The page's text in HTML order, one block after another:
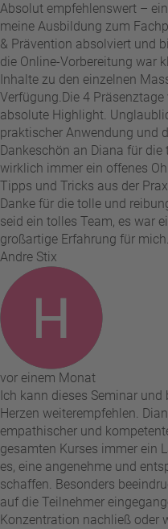
Absolut empfehlenswert –
meine Ausbildung zum
& Prävention absolviert und
die Online-Vorbereitung war
Inhalte zu den einzelnen
Verfügung. ​Die 4
absolute Highlight.
praktischer Anwendung und
Dankeschön an Diana für
wirklich immer ein offenes
Tipps und Tricks aus der
Danke für die tolle und
seid ein tolles Team, es war
großartige Erfahrung für
Andre Stix
vor einem Monat
Ich kann dieses Seminar
Herzen weiterempfehlen.
empathischer und
gesamten Kurses immer ein
es, eine angenehme und
schaffen. Besonders
auf die Teilnehmer
Konzentration nachließ oder